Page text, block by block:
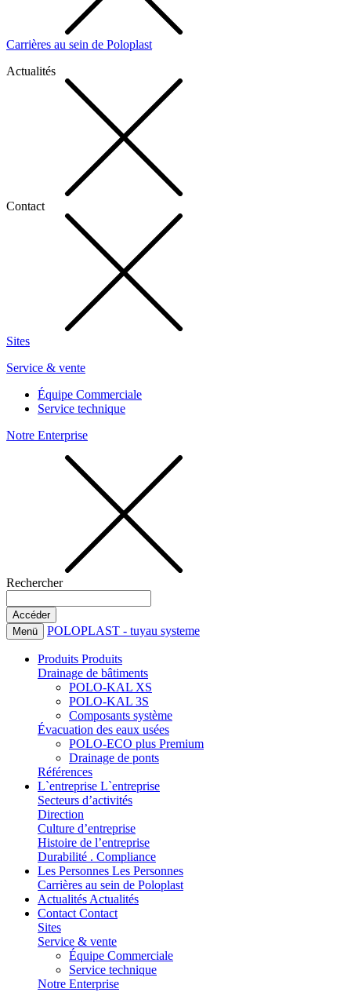
Carrières au sein de Poloplast
Actualités
Contact
Sites
Service & vente
Équipe Commerciale
Service technique
Notre Enterprise
Rechercher
Menü POLOPLAST - tuyau systeme
Produits Produits
Drainage de bâtiments
POLO-KAL XS
POLO-KAL 3S
Composants système
Évacuation des eaux usées
POLO-ECO plus Premium
Drainage de ponts
Références
L`entreprise L`entreprise
Secteurs d’activités
Direction
Culture d’entreprise
Histoire de l’entreprise
Durabilité . Compliance
Les Personnes Les Personnes
Carrières au sein de Poloplast
Actualités Actualités
Contact Contact
Sites
Service & vente
Équipe Commerciale
Service technique
Notre Enterprise